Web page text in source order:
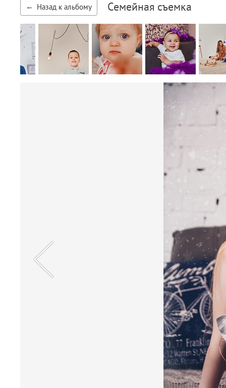
Назад к альбому Семейная съемка